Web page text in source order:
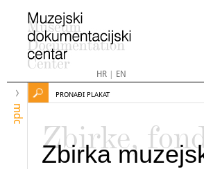
HR| EN
mdc
PRONAĐI PLAKAT
Zbirke,
Zbirka